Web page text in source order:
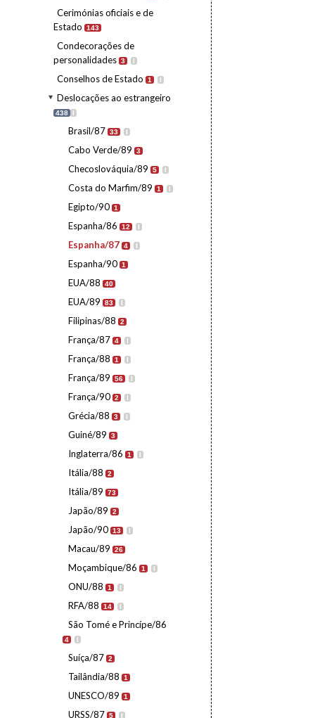
Cerimónias oficiais e de
Estado
143
Condecorações de
personalidades 3 I
Conselhos de Estado 1 I
Deslocações ao estrangeiro
438 I
Brasil/87 33 I
Cabo Verde/89 3
Checoslováquia/89 5 I
Costa do Marfim/89 1 I
Egipto/90 1
Espanha/86 12 I
Espanha/87 4 I
Espanha/90 1
EUA/88 40
EUA/89 83 I
Filipinas/88 2
França/87 4 I
França/88 1 I
França/89 56 I
França/90 2 I
Grécia/88 3 I
Guiné/89 3
Inglaterra/86 1 I
Itália/88 2
Itália/89 73
Japão/89 2
Japão/90 13 I
Macau/89 26
Moçambique/86 1 I
ONU/88 1 I
RFA/88 14 I
São Tomé e Princípe/86
4 I
Suíça/87 2
Tailândia/88 1
UNESCO/89 1
URSS/87 5 I